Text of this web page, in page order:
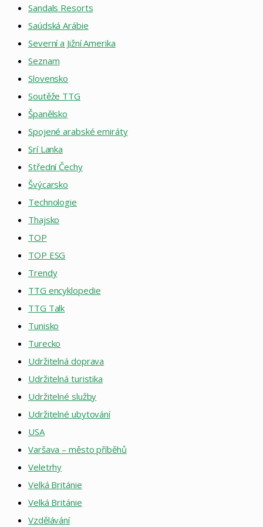
Sandals Resorts
Saúdská Arábie
Severní a Jižní Amerika
Seznam
Slovensko
Soutěže TTG
Španělsko
Spojené arabské emiráty
Srí Lanka
Střední Čechy
Švýcarsko
Technologie
Thajsko
TOP
TOP ESG
Trendy
TTG encyklopedie
TTG Talk
Tunisko
Turecko
Udržitelná doprava
Udržitelná turistika
Udržitelné služby
Udržitelné ubytování
USA
Varšava – město příběhů
Veletrhy
Velká Británie
Velká Británie
Vzdělávání